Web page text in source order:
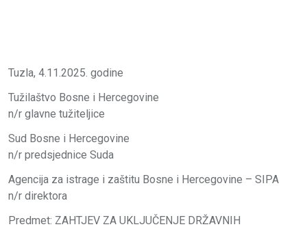
Tuzla, 4.11.2025. godine
Tužilaštvo Bosne i Hercegovine
n/r glavne tužiteljice
Sud Bosne i Hercegovine
n/r predsjednice Suda
Agencija za istrage i zaštitu Bosne i Hercegovine – SIPA
n/r direktora
Predmet: ZAHTJEV ZA UKLJUČENJE DRŽAVNIH